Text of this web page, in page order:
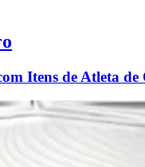
Itens de Atleta de